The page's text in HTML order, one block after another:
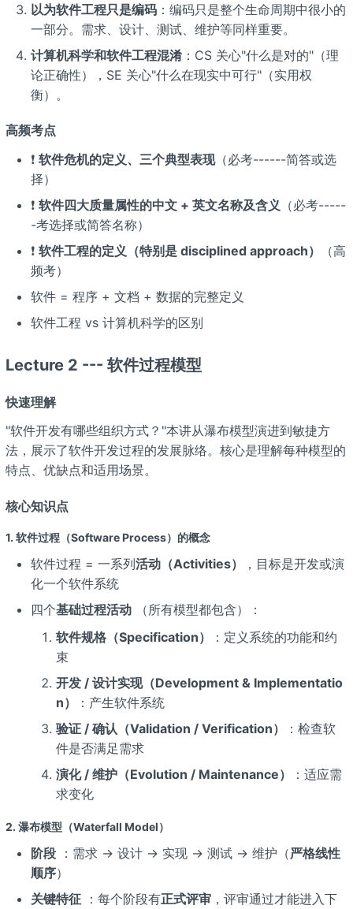
以为软件工程只是编码：编码只是整个生命周期中很小的
一部分。需求、设计、测试、维护等同样重要。
计算机科学和软件工程混淆：CS 关心"什么是对的"（理
论正确性），SE 关心"什么在现实中可行"（实用权
衡）。
高频考点
❗ 软件危机的定义、三个典型表现（必考------简答或选
择）
❗ 软件四大质量属性的中文 + 英文名称及含义 （必考-----
-考选择或简答名称）
❗ 软件工程的定义（特别是 disciplined approach）
（高
频考）
软件 = 程序 + 文档 + 数据的完整定义
软件工程 vs 计算机科学的区别
Lecture 2 --- 软件过程模型
快速理解
"软件开发有哪些组织方式？"本讲从瀑布模型演进到敏捷方
法，展示了软件开发过程的发展脉络。核心是理解每种模型的
特点、优缺点和适用场景。
核心知识点
1. 软件过程（Software Process）的概念
软件过程 = 一系列活动（Activities）
，目标是开发或演
化一个软件系统
四个基础过程活动（所有模型都包含）：
软件规格（Specification）
：定义系统的功能和约
束
开发 / 设计实现（Development & Implementatio
n）
：产生软件系统
验证 / 确认（Validation / Verification）
：检查软
件是否满足需求
演化 / 维护（Evolution / Maintenance）
：适应需
求变化
2. 瀑布模型（Waterfall Model）
阶段：需求 → 设计 → 实现 → 测试 → 维护（严格线性
顺序）
关键特征：每个阶段有正式评审，评审通过才能进入下